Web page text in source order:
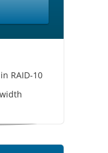
RAID-10